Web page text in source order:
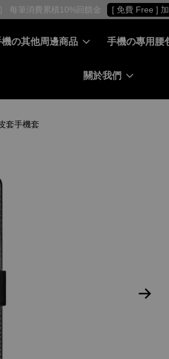
屬 ］ 每筆消費累積10%回饋金 [ 免費
の其他周邊商品 手機の專用腰
關於我們
套手機套